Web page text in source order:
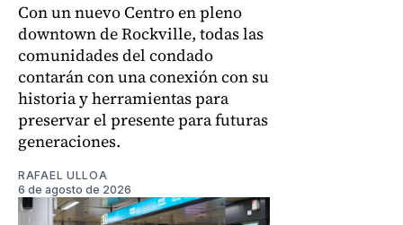
Con un nuevo Centro en pleno
downtown de Rockville, todas las
comunidades del condado
contarán con una conexión con su
historia y herramientas para
preservar el presente para futuras
generaciones.
RAFAEL ULLOA
6 de agosto de 2026